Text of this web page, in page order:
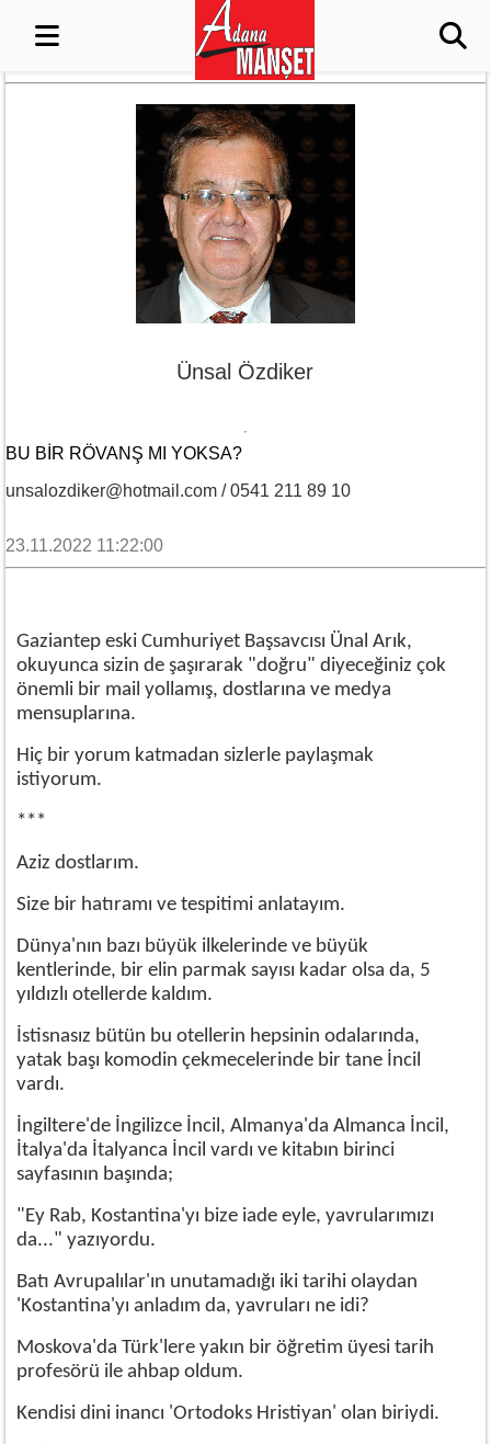
Ünsal Özdiker
BU BIR RÖVANŞ MI YOKSA?
unsalozdiker@hotmail.com / 0541 211 89 10
23.11.2022 11:22:00
Gaziantep eski Cumhuriyet Başsavcısı Ünal Arık,
okuyunca sizin de şaşırarak "doğru" diyeceğiniz çok
önemli bir mail yollamış, dostlarına ve medya
mensuplarına.
Hiç bir yorum katmadan sizlerle paylaşmak
istiyorum.
***
Aziz dostlarım.
Size bir hatıramı ve tespitimi anlatayım.
Dünya'nın bazı büyük ilkelerinde ve büyük
kentlerinde, bir elin parmak sayısı kadar olsa da, 5
yıldızlı otellerde kaldım.
İstisnasız bütün bu otellerin hepsinin odalarında,
yatak başı komodin çekmecelerinde bir tane İncil
vardı.
İngiltere'de İngilizce İncil, Almanya'da Almanca İncil,
İtalya'da İtalyanca İncil vardı ve kitabın birinci
sayfasının başında;
"Ey Rab, Kostantina'yı bize iade eyle, yavrularımızı
da..." yazıyordu.
Batı Avrupalılar'ın unutamadığı iki tarihi olaydan
'Kostantina'yı anladım da, yavruları ne idi?
Moskova'da Türk'lere yakın bir öğretim üyesi tarih
profesörü ile ahbap oldum.
Kendisi dini inancı 'Ortodoks Hristiyan' olan biriydi.